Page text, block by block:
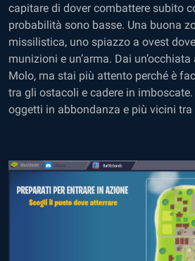
capitare di dover combattere subito
probabilità sono basse. Una buona
missilistica, uno spiazzo a ovest
munizioni e un’arma. Dai un’occhiata
Molo, ma stai più attento perché è
tra gli ostacoli e cadere in
oggetti in abbondanza e più vicini tra